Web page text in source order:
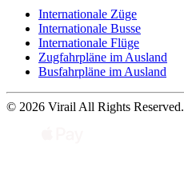
Internationale Züge
Internationale Busse
Internationale Flüge
Zugfahrpläne im Ausland
Busfahrpläne im Ausland
© 2026 Virail All Rights Reserved.